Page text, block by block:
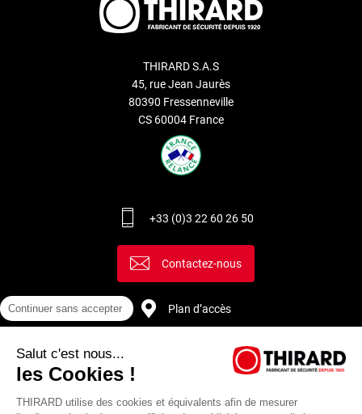
THIRARD S.A.S
45, rue Jean Jaurès
80390 Fressenneville
CS 60004 France
+33 (0)3 22 60 26 50
Contactez-nous
Plan d’accès
Continuer sans accepter
Salut c'est nous...
les Cookies !
THIRARD utilise des cookies et équivalents afin de mesurer